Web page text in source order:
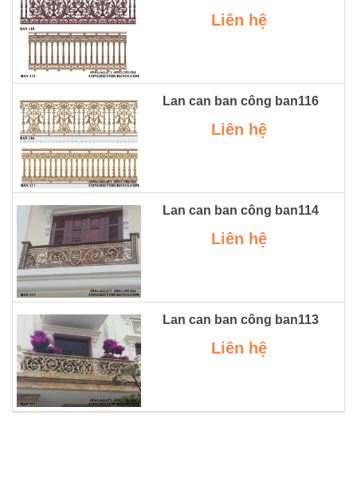
Liên hệ
Lan can ban công ban116
Liên hệ
Lan can ban công ban114
Liên hệ
Lan can ban công ban113
Liên hệ